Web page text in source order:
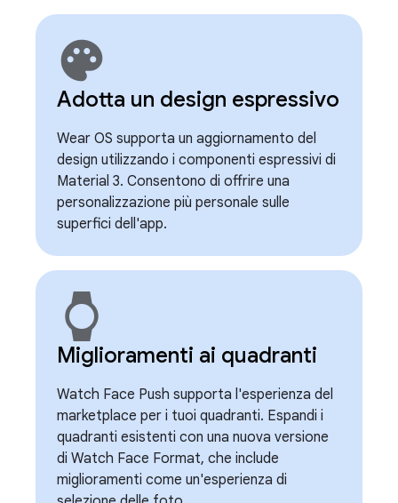
palette
Adotta un design espressivo
Wear OS supporta un aggiornamento del
design utilizzando i componenti espressivi di
Material 3. Consentono di offrire una
personalizzazione più personale sulle
superfici dell'app.
watch
Miglioramenti ai quadranti
Watch Face Push supporta l'esperienza del
marketplace per i tuoi quadranti. Espandi i
quadranti esistenti con una nuova versione
di Watch Face Format, che include
miglioramenti come un'esperienza di